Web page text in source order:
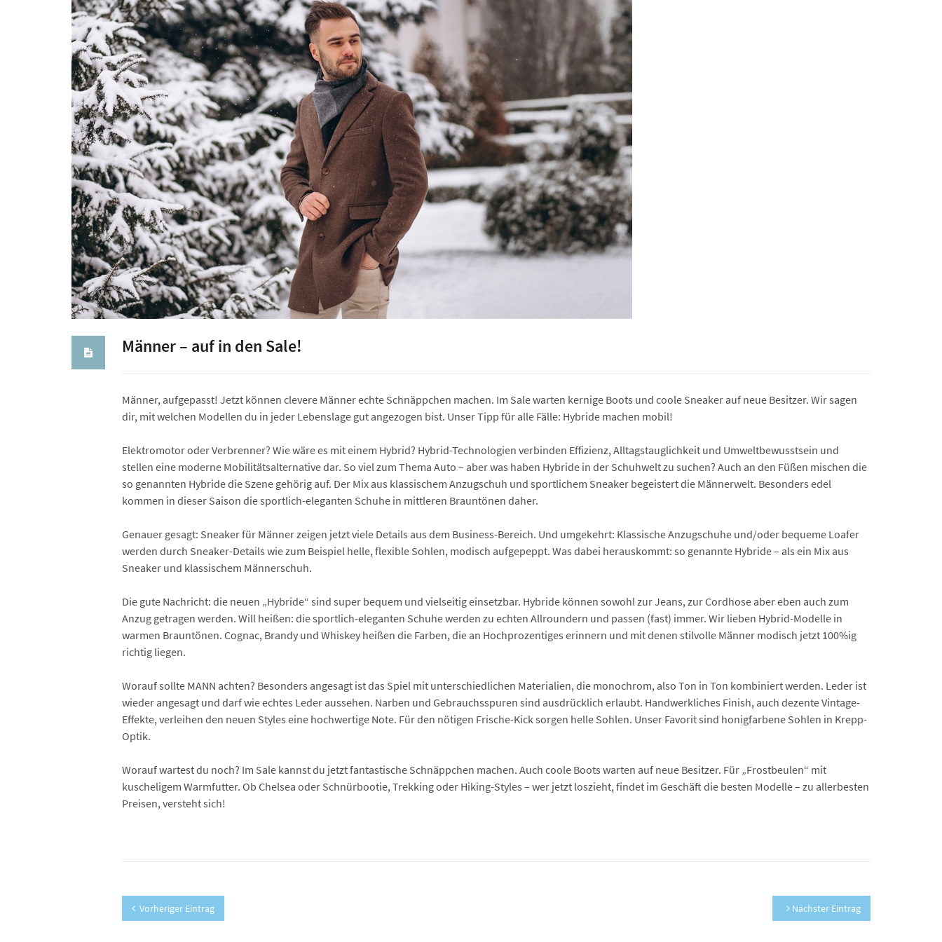
Männer – auf in den Sale!
Männer, aufgepasst! Jetzt können clevere Männer echte Schnäppchen machen. Im Sale warten kernige Boots und coole Sneaker auf neue Besitzer. Wir sagen
dir, mit welchen Modellen du in jeder Lebenslage gut angezogen bist. Unser Tipp für alle Fälle: Hybride machen mobil!
Elektromotor oder Verbrenner? Wie wäre es mit einem Hybrid? Hybrid-Technologien verbinden Effizienz, Alltagstauglichkeit und Umwelt­bewusstsein und
stellen eine moderne Mobilitäts­alternative dar. So viel zum Thema Auto – aber was haben Hybride in der Schuhwelt zu suchen? Auch an den Füßen mischen die
so genannten Hybride die Szene gehörig auf. Der Mix aus klassischem Anzugschuh und sportlichem Sneaker begeistert die Männerwelt. Besonders edel
kommen in dieser Saison die sportlich-eleganten Schuhe in mittleren Brauntönen daher.
Genauer gesagt: Sneaker für Männer zeigen jetzt viele Details aus dem Business-Bereich. Und umgekehrt: Klassische Anzugschuhe und/oder bequeme Loafer
werden durch Sneaker-Details wie zum Beispiel helle, flexible Sohlen, modisch aufgepeppt. Was dabei herauskommt: so genannte Hybride – als ein Mix aus
Sneaker und klassischem Männerschuh.
Die gute Nachricht: die neuen „Hybride“ sind super bequem und vielseitig einsetzbar. Hybride können sowohl zur Jeans, zur Cordhose aber eben auch zum
Anzug getragen werden. Will heißen: die sportlich-eleganten Schuhe werden zu echten Allroundern und passen (fast) immer. Wir lieben Hybrid-Modelle in
warmen Brauntönen. Cognac, Brandy und Whiskey heißen die Farben, die an Hochprozentiges erinnern und mit denen stilvolle Männer modisch jetzt 100%ig
richtig liegen.
Worauf sollte MANN achten? Besonders angesagt ist das Spiel mit unterschiedlichen Materialien, die monochrom, also Ton in Ton kombiniert werden. Leder ist
wieder angesagt und darf wie echtes Leder aussehen. Narben und Gebrauchsspuren sind ausdrücklich erlaubt. Handwerkliches Finish, auch dezente Vintage-
Effekte, verleihen den neuen Styles eine hochwertige Note. Für den nötigen Frische-Kick sorgen helle Sohlen. Unser Favorit sind honigfarbene Sohlen in Krepp-
Optik.
Worauf wartest du noch? Im Sale kannst du jetzt fantastische Schnäppchen machen. Auch coole Boots warten auf neue Besitzer. Für „Frostbeulen“ mit
kuscheligem Warmfutter. Ob Chelsea oder Schnürbootie, Trekking oder Hiking-Styles – wer jetzt loszieht, findet im Geschäft die besten Modelle – zu allerbesten
Preisen, versteht sich!
Vorheriger Eintrag Nächster Eintrag